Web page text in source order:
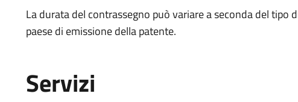
La durata del contrassegno può variare a seconda del tipo
paese di emissione della patente.
Servizi